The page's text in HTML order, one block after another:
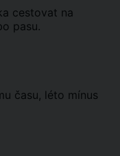
cestovat na
pasu.
času, léto mínus